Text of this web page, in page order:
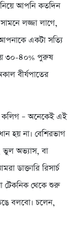
আপনি কতদিন
লজ্জা লাগে,
একটা সত্যি
৩০-৪০% পুরুষ
বীর্যপাতের
কলিগ – অনেকেই এই
হয় না। বেশিরভাগ
ভুল অভ্যাস, বা
ডাক্তারি রিসার্চ
থেকে শুরু
বলবো। চলেন,